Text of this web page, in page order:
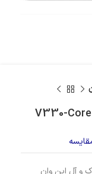
و آل این وان